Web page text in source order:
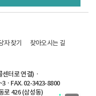
자 찾기
찾아오시는 길
터로 연결) ·
· FAX. 02-3423-8800
로 426 (삼성동)